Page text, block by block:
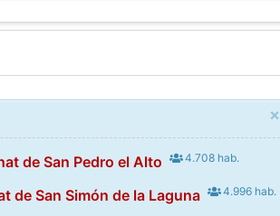
×
de San Pedro el Alto 4.708 hab.
de San Simón de la Laguna 4.996 hab.